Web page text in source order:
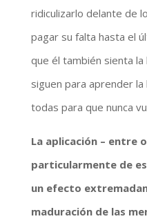
ridiculizarlo delante de
pagar su falta hasta el
que él también sienta la
siguen para aprender
todas para que nunca
La aplicación – entre
particularmente de
un efecto
maduración de las